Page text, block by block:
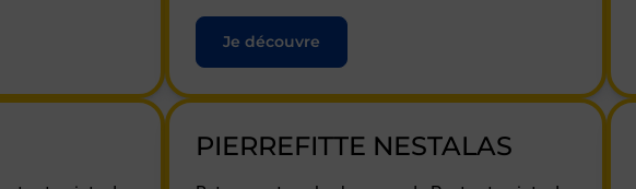
Je découvre
PIERREFITTE NESTALAS